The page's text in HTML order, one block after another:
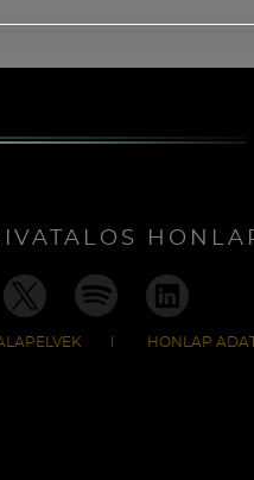
HONLAP